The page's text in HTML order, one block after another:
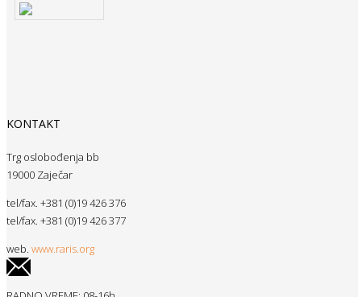
KONTAKT
Trg oslobođenja bb
19000 Zaječar
tel/fax. +381 (0)19 426 376
tel/fax. +381 (0)19 426 377
web. www.raris.org